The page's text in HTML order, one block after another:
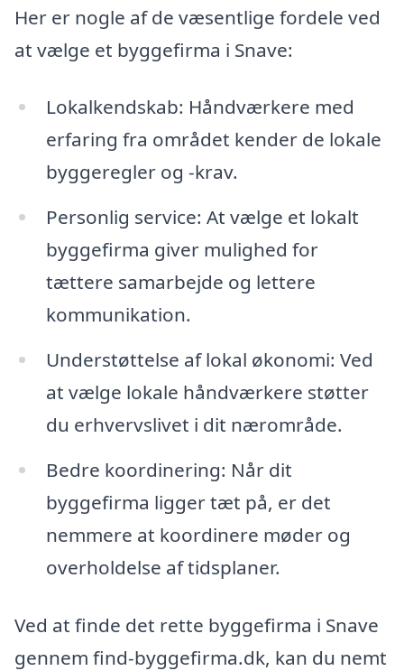
Her er nogle af de væsentlige fordele ved
at vælge et byggefirma i Snave:
Lokalkendskab: Håndværkere med
erfaring fra området kender de lokale
byggeregler og -krav.
Personlig service: At vælge et lokalt
byggefirma giver mulighed for
tættere samarbejde og lettere
kommunikation.
Understøttelse af lokal økonomi: Ved
at vælge lokale håndværkere støtter
du erhvervslivet i dit nærområde.
Bedre koordinering: Når dit
byggefirma ligger tæt på, er det
nemmere at koordinere møder og
overholdelse af tidsplaner.
Ved at finde det rette byggefirma i Snave
gennem find-byggefirma.dk, kan du nemt